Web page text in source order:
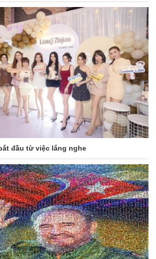
đầu từ việc lắng nghe